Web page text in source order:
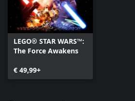
LEGO® STAR WARS™:
The Force Awakens
€ 49,99+